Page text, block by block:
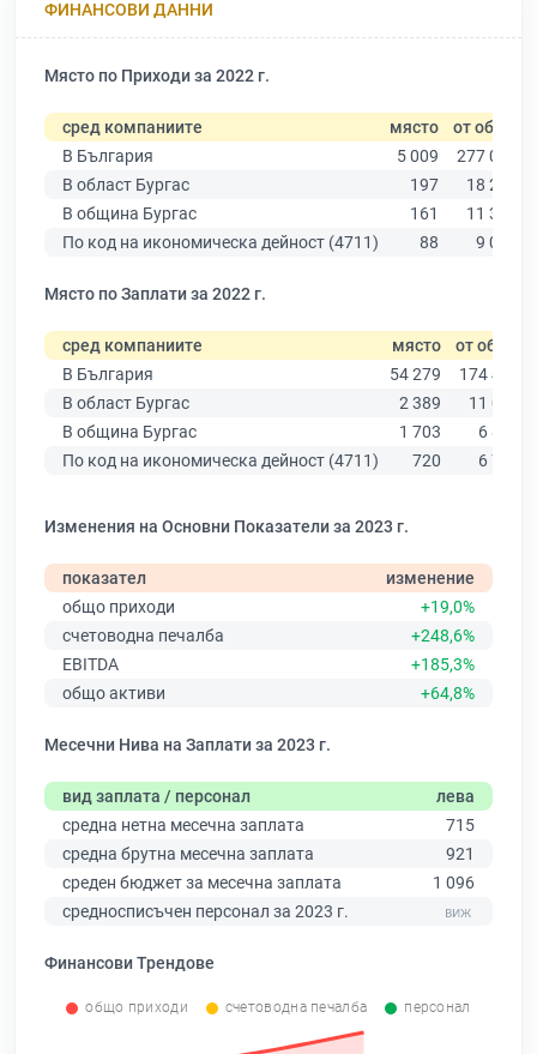
ФИНАНСОВИ ДАННИ
Място по Приходи за 2022 г.
сред компаниите място от общо
В България
5 009
277 019
В област Бургас
197
18 275
В община Бургас
161
11 315
По код на икономическа дейност (4711)
88 9 025
Място по Заплати за 2022 г.
сред компаниите място от общо
В България
54 279
174 403
В област Бургас
2 389
11 009
В община Бургас
1 703
6 879
По код на икономическа дейност (4711)
720 6 773
Изменения на Основни Показатели за 2023 г.
показател
изменение
общо приходи
+19,0%
счетоводна печалба
+248,6%
EBITDA
+185,3%
общо активи
+64,8%
Месечни Нива на Заплати за 2023 г.
вид заплата / персонал
лева
средна нетна месечна заплата
715
средна брутна месечна заплата
921
среден бюджет за месечна заплата
1 096
средносписъчен персонал за 2023 г.
Финансови Трендове
общо приходи счетоводна печалба персонал